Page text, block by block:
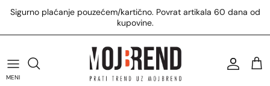
Preskoči
sadržaj
Sigurno plaćanje pouzećem/kartično. Povrat artikala 60 dana od
kupovine.
MENI
U.S. Polo Assn. majice
U.S. Polo Assn. patike
Tommy Hilfiger patike
Tommy Hilfiger torbe
Calvin Klein kupaći
Calvin Klein torbe
Replay košulje
Muškarci